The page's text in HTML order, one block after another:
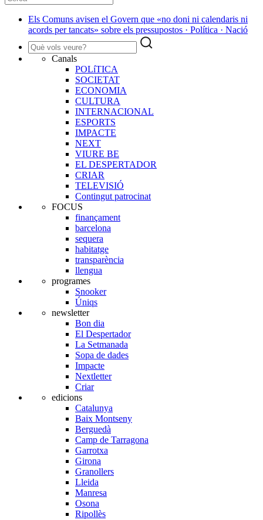
Els Comuns avisen el Govern que «no doni ni calendaris ni
acords per tancats» sobre els pressupostos · Política · Nació
Canals
POLíTICA
SOCIETAT
ECONOMIA
CULTURA
INTERNACIONAL
ESPORTS
IMPACTE
NEXT
VIURE BE
EL DESPERTADOR
CRIAR
TELEVISIÓ
Contingut patrocinat
FOCUS
finançament
barcelona
sequera
habitatge
transparència
llengua
programes
Snooker
Úniqs
newsletter
Bon dia
El Despertador
La Setmanada
Sopa de dades
Impacte
Nextletter
Criar
edicions
Catalunya
Baix Montseny
Berguedà
Camp de Tarragona
Garrotxa
Girona
Granollers
Lleida
Manresa
Osona
Ripollès